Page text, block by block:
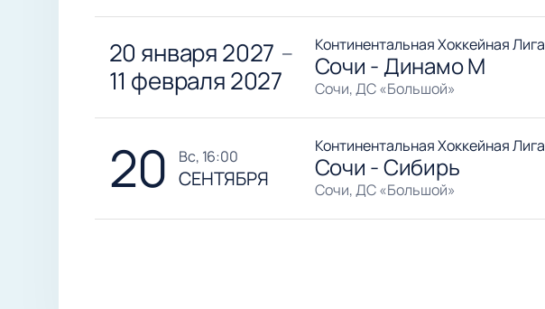
20 января 2027 —
11 февраля 2027
Континентальная Хоккейная Лига
Сочи - Динамо М
Сочи, ДС «Большой»
20 вс, 16:00
СЕНТЯБРЯ
Континентальная Хоккейная Лига
Сочи - Сибирь
Сочи, ДС «Большой»